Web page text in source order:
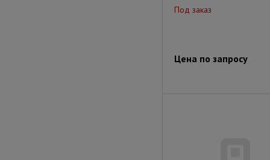
Под заказ
Цена по запросу